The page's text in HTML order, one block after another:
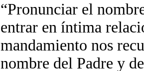
“Pronunciar el
entrar en íntima
mandamiento nos
nombre del Padre y